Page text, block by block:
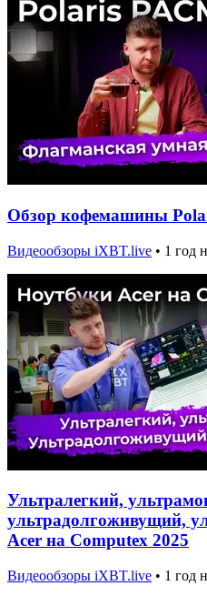
Обзор кофемашины
Видеообзоры iXBT.live • 1 год
Ультралегкий,
ультрадолгоживущий,
Acer на Computex 2025
Видеообзоры iXBT.live • 1 год